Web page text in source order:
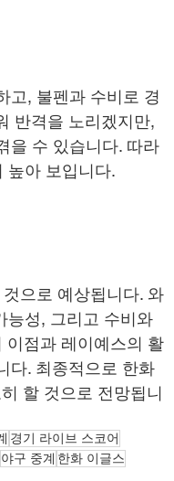
고, 불펜과 수비로 경
반격을 노리겠지만,
을 수 있습니다. 따라
높아 보입니다.
으로 예상됩니다. 와
능성, 그리고 수비와
이점과 레이예스의 활
다. 최종적으로 한화
할 것으로 전망됩니
경기 라이브 스코어
야구 중계 한화 이글스